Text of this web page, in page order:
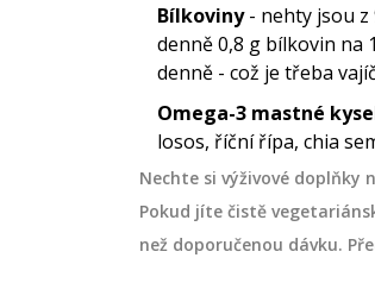
Bílkoviny- nehty jsou z
denně 0,8 g bílkovin na
denně - což je třeba
Omega-3 mastné
losos, říční řípa, chia
Nechte si výživové
Pokud jíte čistě
než doporučenou dávku.